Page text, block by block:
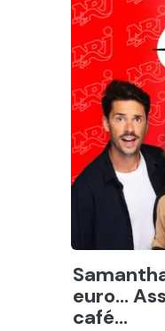
Ecouter
euro...
café...